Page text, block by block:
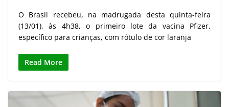
O Brasil recebeu, na madrugada desta quinta-feira
(13/01), às 4h38, o primeiro lote da vacina Pfizer,
específico para crianças, com rótulo de cor laranja
Read More